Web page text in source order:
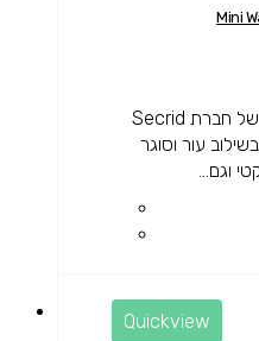
Mini
ארנק המיני וואלט של חברת Secrid
עור וסוגר
וגם...
Quickview